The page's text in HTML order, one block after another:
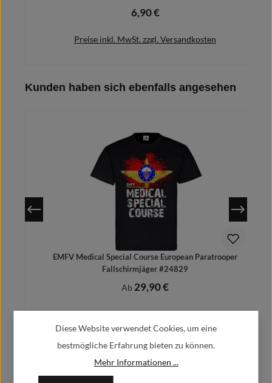
Regulärer Preis:
6,90 €
Preise inkl. MwSt. zzgl. Versandkosten
Produktgalerie überspringen
Kunden haben sich ebenfalls angesehen
EMFV Medical Special Course European Paratrooper
Fallschirmjäger #24829
Regulärer Preis:
Ab 29,90 €
Preise inkl. MwSt. zzgl. Versandkosten
Diese Website verwendet Cookies, um eine
bestmögliche Erfahrung bieten zu können.
Mehr Informationen ...